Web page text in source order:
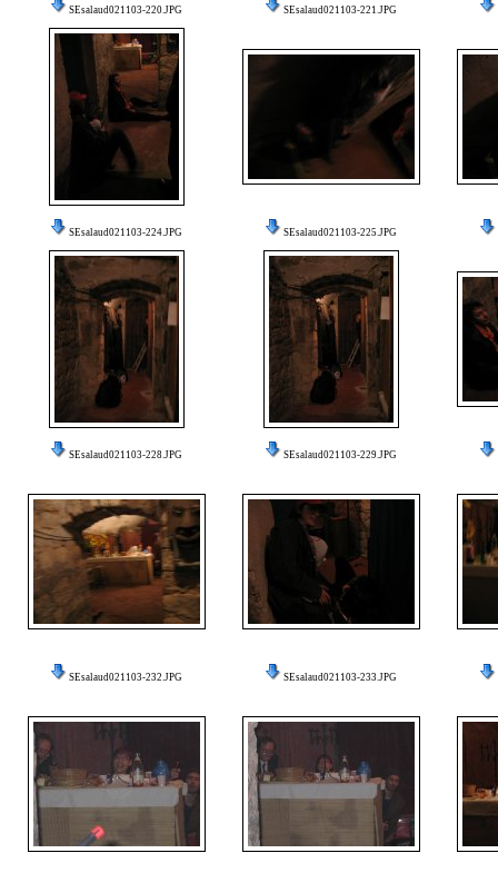
SEsalaud021103-220.JPG SEsalaud021103-221.JPG
SEsalaud021103-224.JPG SEsalaud021103-225.JPG
SEsalaud021103-228.JPG SEsalaud021103-229.JPG
SEsalaud021103-232.JPG SEsalaud021103-233.JPG